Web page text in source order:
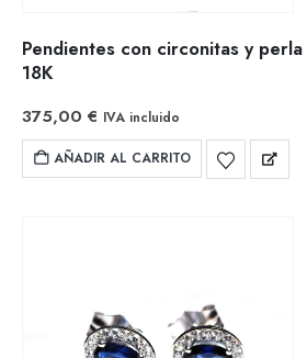
Pendientes con circonitas y
18K
375,00 € IVA incluido
AÑADIR AL CARRITO